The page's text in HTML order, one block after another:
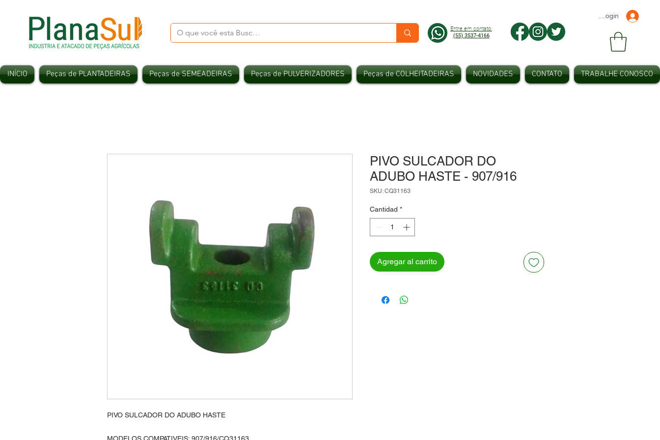
Entre em contato:
(55) 3537-4166
Faça seu Login
INÍCIO Peças de PLANTADEIRAS Peças de SEMEADEIRAS Peças de PULVERIZADORES Peças de COLHEITADEIRAS NOVIDADES CONTATO TRABALHE CONOSCO
PIVO SULCADOR DO ADUBO HASTE
PIVO SULCADOR DO
ADUBO HASTE - 907/916
SKU: CQ31163
Cantidad *
Agregar al carrito